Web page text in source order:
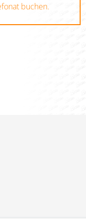
buchen.